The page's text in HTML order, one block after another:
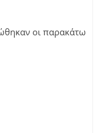
οι παρακάτω